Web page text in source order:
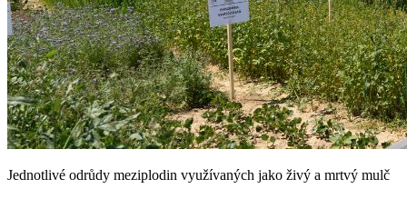
Jednotlivé odrůdy meziplodin využívaných jako živý a mrtvý mulč